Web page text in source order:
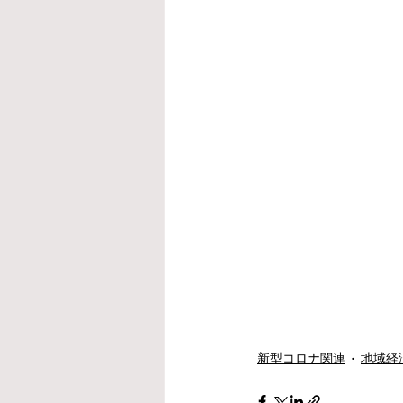
新型コロナ関連 地域経